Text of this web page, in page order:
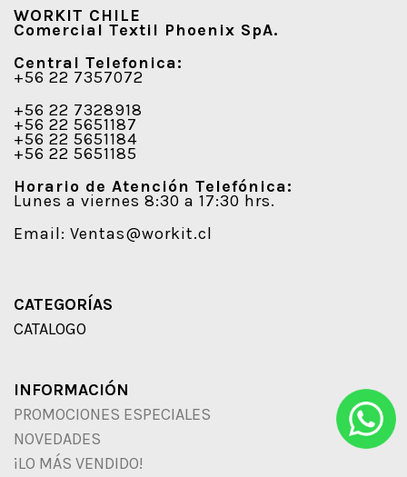
WORKIT CHILE
Comercial Textil Phoenix SpA.
Central Telefonica:
+56 22 7357072
+56 22 7328918
+56 22 5651187
+56 22 5651184
+56 22 5651185
Horario de Atención Telefónica:
Lunes a viernes 8:30 a 17:30 hrs.
Email: Ventas@workit.cl
CATEGORÍAS
CATALOGO
INFORMACIÓN
PROMOCIONES ESPECIALES
NOVEDADES
¡LO MÁS VENDIDO!